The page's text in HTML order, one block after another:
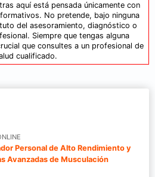
aquí está pensada únicamente con
No pretende, bajo ninguna
del asesoramiento, diagnóstico o
Siempre que tengas alguna
que consultes a un profesional de
cualificado.
Personal de Alto Rendimiento y
Avanzadas de Musculación